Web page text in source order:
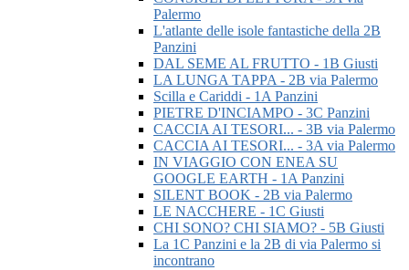
Palermo
L'atlante delle isole fantastiche della 2B
Panzini
DAL SEME AL FRUTTO - 1B Giusti
LA LUNGA TAPPA - 2B via Palermo
Scilla e Cariddi - 1A Panzini
PIETRE D'INCIAMPO - 3C Panzini
CACCIA AI TESORI... - 3B via Palermo
CACCIA AI TESORI... - 3A via Palermo
IN VIAGGIO CON ENEA SU
GOOGLE EARTH - 1A Panzini
SILENT BOOK - 2B via Palermo
LE NACCHERE - 1C Giusti
CHI SONO? CHI SIAMO? - 5B Giusti
La 1C Panzini e la 2B di via Palermo si
incontrano